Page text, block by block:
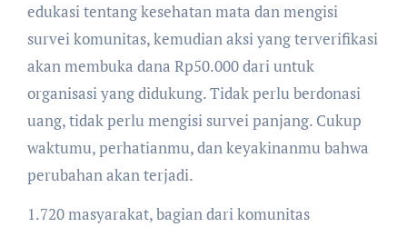
edukasi tentang kesehatan mata dan mengisi
survei komunitas, kemudian aksi yang terverifikasi
akan membuka dana Rp50.000 dari untuk
organisasi yang didukung. Tidak perlu berdonasi
uang, tidak perlu mengisi survei panjang. Cukup
waktumu, perhatianmu, dan keyakinanmu bahwa
perubahan akan terjadi.
1.720 masyarakat, bagian dari komunitas